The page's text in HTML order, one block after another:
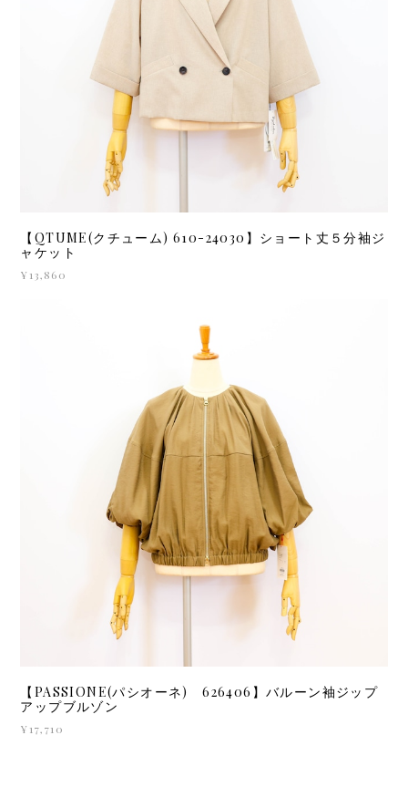
【QTUME(クチューム) 610-24030】ショート丈５分袖ジ
ャケット
¥13,860
【PASSIONE(パシオーネ) 626406】バルーン袖ジップ
アップブルゾン
¥17,710